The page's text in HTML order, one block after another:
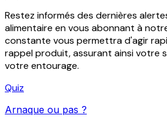
Restez informés des dernières
alimentaire en vous abonnant à
constante vous permettra d'agir
rappel produit, assurant ainsi votre
votre entourage.
Quiz
Arnaque ou pas ?